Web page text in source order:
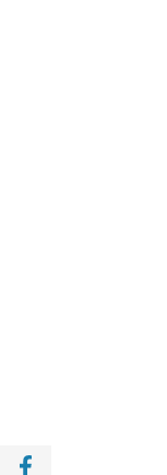
Compartir